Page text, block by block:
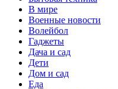
В мире
Военные новости
Волейбол
Гаджеты
Дача и сад
Дети
Дом и сад
Еда